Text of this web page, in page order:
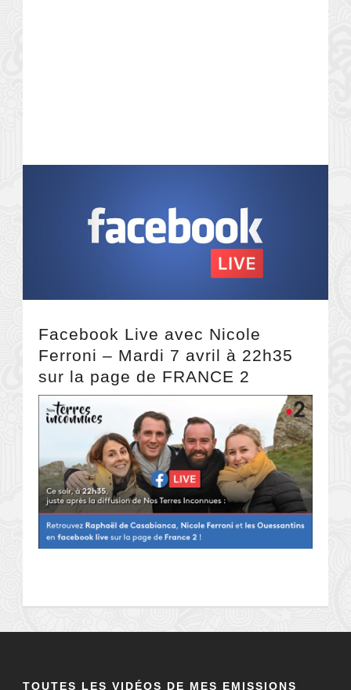
Facebook Live avec Nicole
Ferroni – Mardi 7 avril à 22h35
sur la page de FRANCE 2
TOUTES LES VIDÉOS DE MES EMISSIONS